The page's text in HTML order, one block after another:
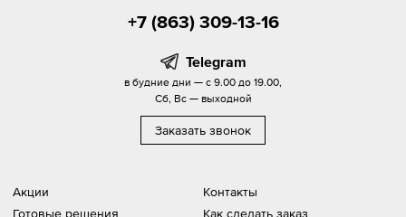
Акции
Готовые решения
Контакты
Как сделать заказ
+7 (863) 309-13-16
Telegram
в будние дни — с 9.00 до 19.00,
Сб, Вс — выходной
Заказать звонок